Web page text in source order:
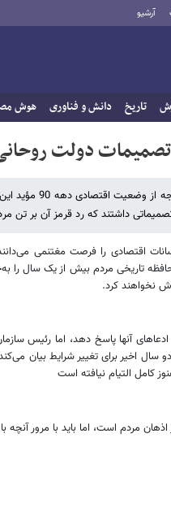
آرشیو
تاریخ دانش و فناوری هوش
دولت روحانی
روزنامه کیهان
داشتند که رد قرمز آن بر تن
اقتصادی را فرصت مغتنمی
تاریخی مردم بیش از یک سال را
نخواهند کرد.
آنها پاسخ دهد، اما رئیس
از وضعیت اقتصادی دهه ۹۰ و تلاش‌های دو
کامل التیام نیافته است
مردم است، اما باید با مرور